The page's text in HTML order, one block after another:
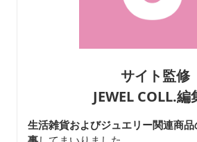
サイト監修
JEWEL COLL.編
生活雑貨およびジュエリー関連商